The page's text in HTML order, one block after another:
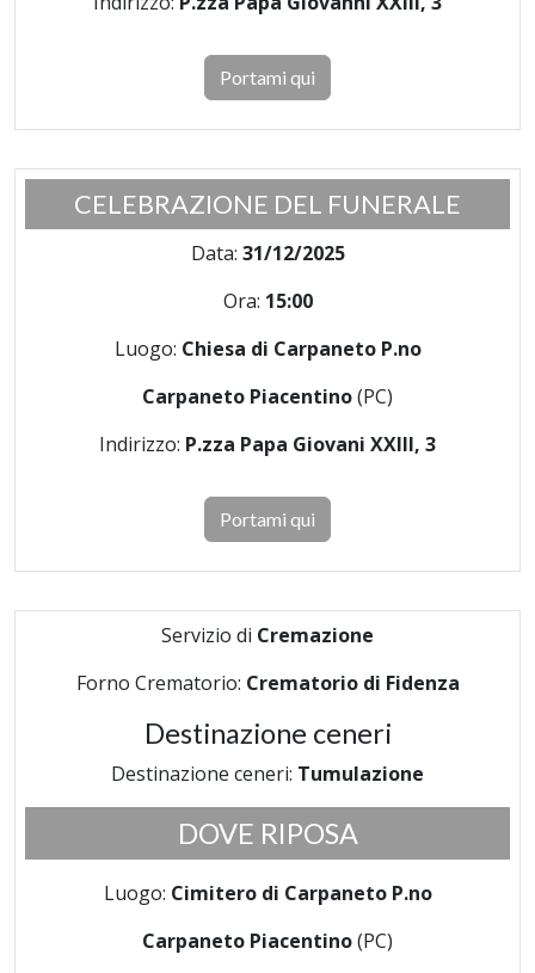
Portami qui
CELEBRAZIONE DEL FUNERALE
Data: 31/12/2025
Ora: 15:00
Luogo: Chiesa di Carpaneto P.no
Carpaneto Piacentino(PC)
Indirizzo: P.zza Papa Giovani XXIII, 3
Portami qui
Servizio di Cremazione
Forno Crematorio: Crematorio di Fidenza
Destinazione ceneri
Destinazione ceneri: Tumulazione
DOVE RIPOSA
Luogo: Cimitero di Carpaneto P.no
Carpaneto Piacentino(PC)